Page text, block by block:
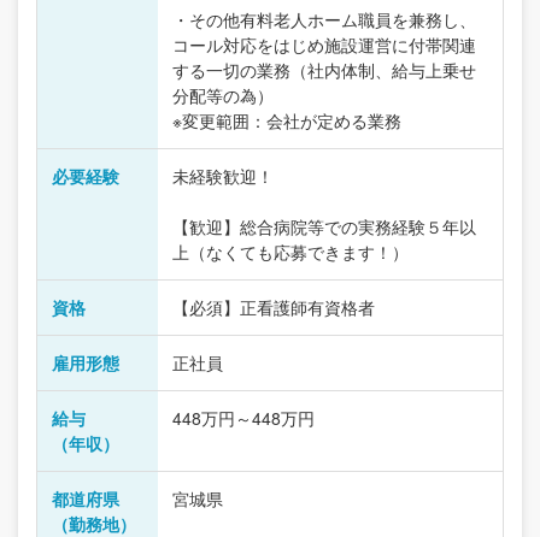
・その他有料老人ホーム職員を兼務し、
コール対応をはじめ施設運営に付帯関連
する一切の業務（社内体制、給与上乗せ
分配等の為）
※変更範囲：会社が定める業務
必要経験 未経験歓迎！
【歓迎】総合病院等での実務経験５年以
上（なくても応募できます！）
資格 【必須】正看護師有資格者
雇用形態 正社員
給与
（年収）
448万円～448万円
都道府県
（勤務地）
宮城県